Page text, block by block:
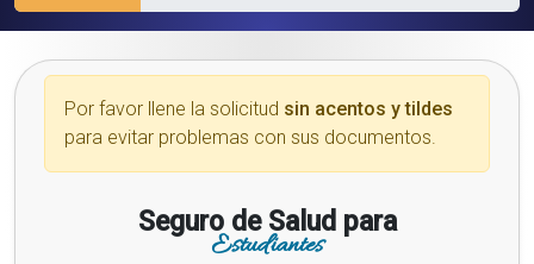
Por favor llene la solicitud sin acentos y tildes
para evitar problemas con sus documentos.
Seguro de Salud para
Estudiantes